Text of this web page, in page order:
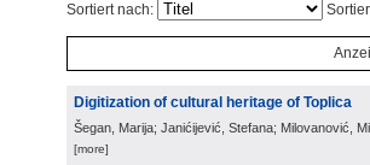
Sortiert nach:
Digitization of cultural heritage of Toplica
Šegan, Marija; Janićijević, Stefana; Milovanović,
[more]